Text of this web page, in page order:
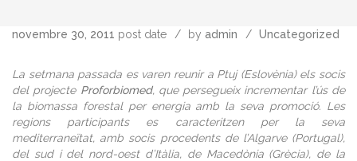
novembre 30, 2011 post date by admin Uncategorized
La setmana passada es varen reunir a Ptuj (Eslovènia) els socis
del projecte Proforbiomed, que persegueix incrementar l’ús de
la biomassa forestal per energia amb la seva promoció. Les
regions participants es caracteritzen per la seva
mediterraneïtat, amb socis procedents de l’Algarve (Portugal),
del sud i del nord-oest d’Itàlia, de Macedònia (Grècia), de la